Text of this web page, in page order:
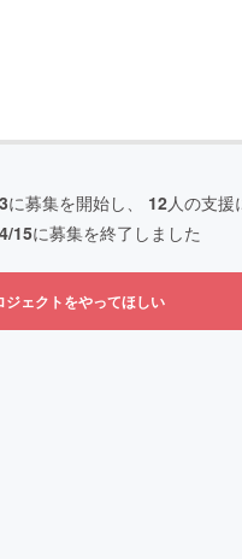
に募集を開始し、 12人の支援
15に募集を終了しました
ジェクトをやってほしい